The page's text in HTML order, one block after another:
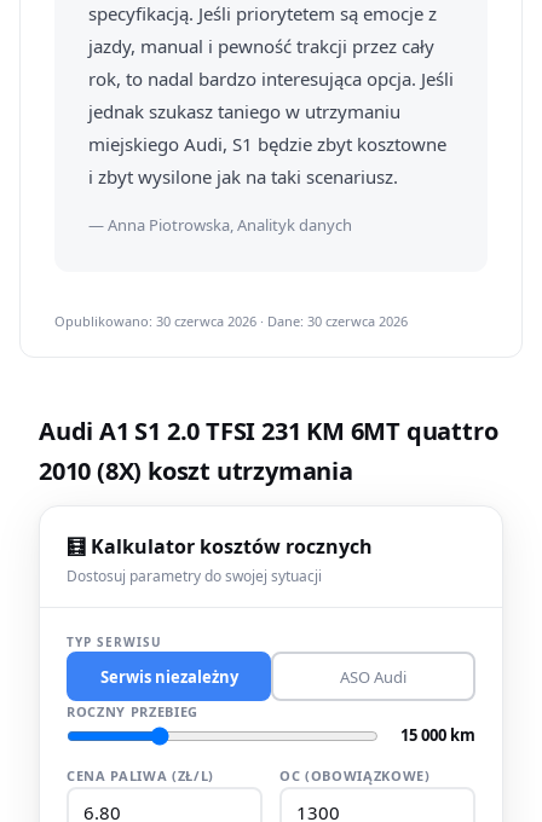
specyfikacją. Jeśli priorytetem są emocje z
jazdy, manual i pewność trakcji przez cały
rok, to nadal bardzo interesująca opcja. Jeśli
jednak szukasz taniego w utrzymaniu
miejskiego Audi, S1 będzie zbyt kosztowne
i zbyt wysilone jak na taki scenariusz.
— Anna Piotrowska, Analityk danych
Opublikowano: 30 czerwca 2026 · Dane: 30 czerwca 2026
Audi A1 S1 2.0 TFSI 231 KM 6MT quattro
2010 (8X) koszt utrzymania
🧮 Kalkulator kosztów rocznych
Dostosuj parametry do swojej sytuacji
TYP SERWISU
Serwis niezależny ASO Audi
ROCZNY PRZEBIEG
15 000 km
CENA PALIWA (ZŁ/L) OC (OBOWIĄZKOWE)